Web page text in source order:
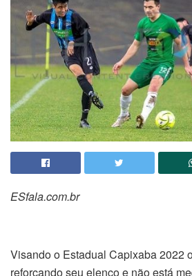
ESfala.com.br
Visando o Estadual Capixaba 2022
reforçando seu elenco e não está